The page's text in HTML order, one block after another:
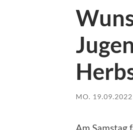
MO. 19.09.2022
Am Samstag